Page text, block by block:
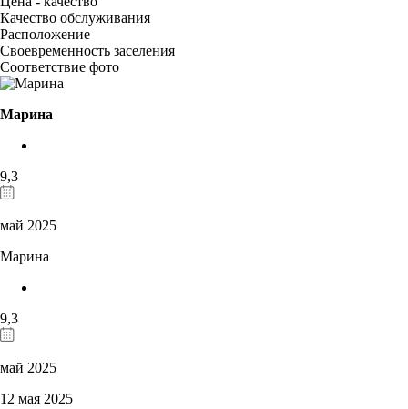
Качество обслуживания
Расположение
Своевременность заселения
Соответствие фото
Марина
9,3
май 2025
Марина
9,3
май 2025
12 мая 2025